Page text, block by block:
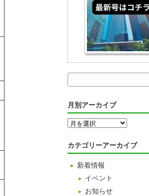
月別アーカイブ
月
ー
イ
カテゴリーアーカイブ
新着情報
イベント
お知らせ